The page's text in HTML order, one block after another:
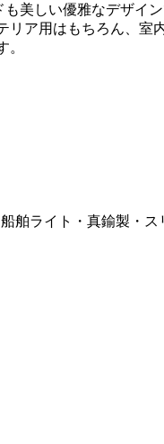
美しい優雅なデザイン
ア用はもちろん、室
ライト・真鍮製・